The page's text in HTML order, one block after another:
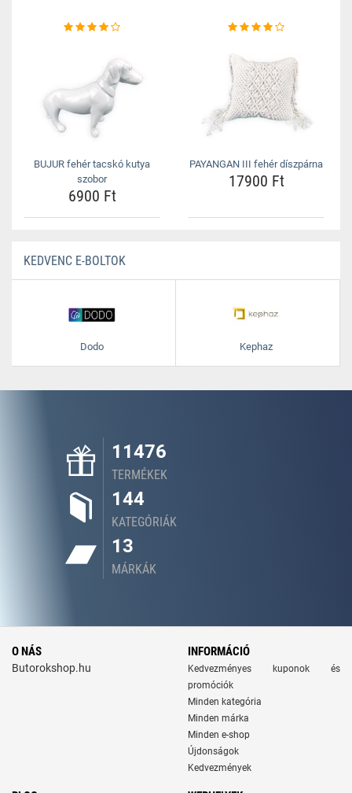
BUJUR fehér tacskó kutya
szobor
6900 Ft
PAYANGAN III fehér díszpárna
17900 Ft
KEDVENC E-BOLTOK
Dodo Kephaz
11476
TERMÉKEK
144
KATEGÓRIÁK
13
MÁRKÁK
O NÁS
Butorokshop.hu
INFORMÁCIÓ
Kedvezményes kuponok és
promóciók
Minden kategória
Minden márka
Minden e-shop
Újdonságok
Kedvezmények